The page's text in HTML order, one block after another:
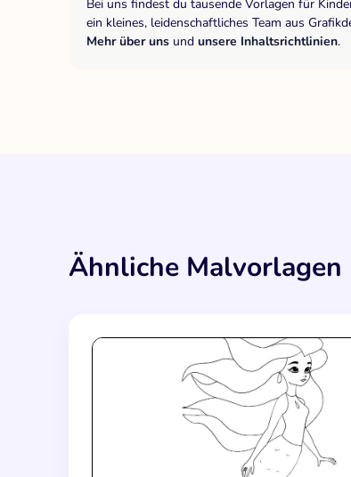
Bei uns findest du tausende Vorlagen für
ein kleines, leidenschaftliches Team aus
Mehr über uns und unsere Inhaltsrichtlinien.
Ähnliche Malvorlagen